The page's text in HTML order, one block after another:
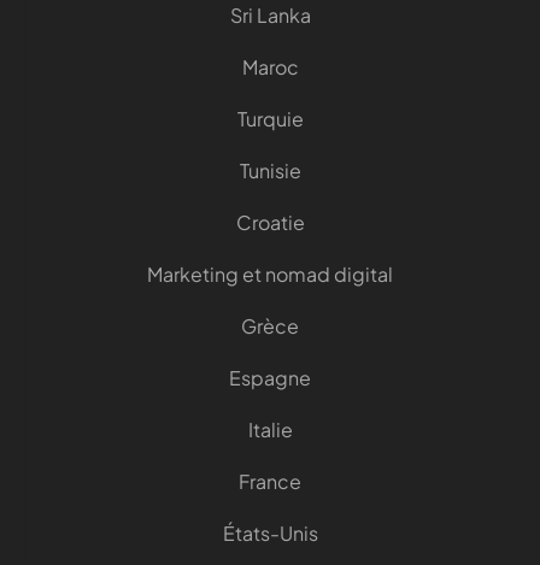
Sri Lanka
Maroc
Turquie
Tunisie
Croatie
Marketing et nomad digital
Grèce
Espagne
Italie
France
États-Unis